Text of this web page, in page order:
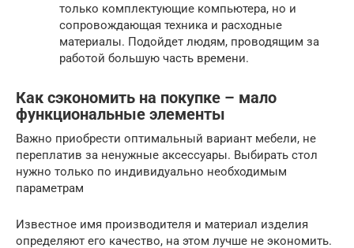
только комплектующие компьютера, но и
сопровождающая техника и расходные
материалы. Подойдет людям, проводящим за
работой большую часть времени.
Как сэкономить на покупке – мало
функциональные элементы
Важно приобрести оптимальный вариант мебели, не
переплатив за ненужные аксессуары. Выбирать стол
нужно только по индивидуально необходимым
параметрам
Известное имя производителя и материал изделия
определяют его качество, на этом лучше не экономить.